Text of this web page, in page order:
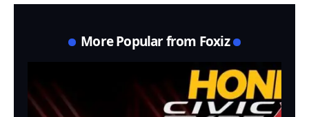
More Popular from Foxiz